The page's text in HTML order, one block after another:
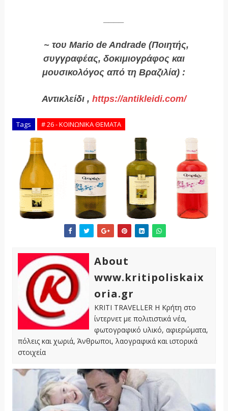
~ τουMario de Andrade (Ποιητής,
συγγραφέας, δοκιμιογράφος και
μουσικολόγος από τη Βραζιλία) :
Αντικλείδι , https://antikleidi.com/
Tags # 26 - ΚΟΙΝΩΝΙΚΑ ΘΕΜΑΤΑ
About
www.kritipoliskaix
oria.gr
KRITI TRAVELLER Η Κρήτη στο
ίντερνετ με πολιτιστικά νέα,
φωτογραφικό υλικό, αφιερώματα,
πόλεις και χωριά, Άνθρωποι, λαογραφικά και ιστορικά
στοιχεία